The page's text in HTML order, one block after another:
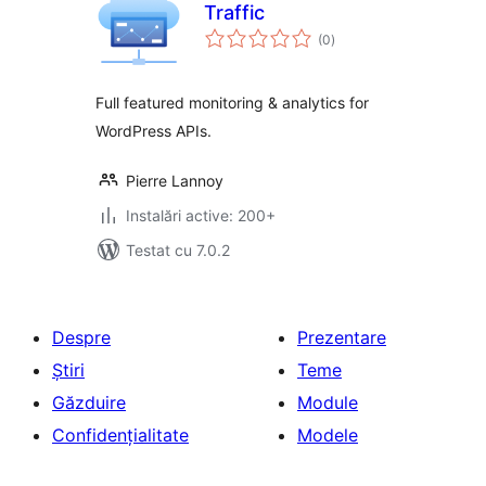
Traffic
(0total
aprecieri
)
Full featured monitoring & analytics for
WordPress APIs.
Pierre Lannoy
Instalări active: 200+
Testat cu 7.0.2
Despre
Știri
Găzduire
Confidențialitate
Prezentare
Teme
Module
Modele